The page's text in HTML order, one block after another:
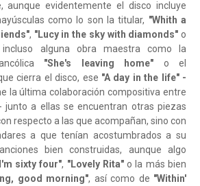
aunque evidentemente el disco incluye
como lo son la titular, "Whith a
, "Lucy in the sky with diamonds" o
alguna obra maestra como la
"She's leaving home" o el
cierra el disco, ese "A day in the life" -
la última colaboración compositiva entre
junto a ellas se encuentran otras piezas
respecto a las que acompañan, sino con
a que tenían acostumbrados a su
bien construidas, aunque algo
sixty four", "Lovely Rita"o la más bien
good morning", así como de "Within'